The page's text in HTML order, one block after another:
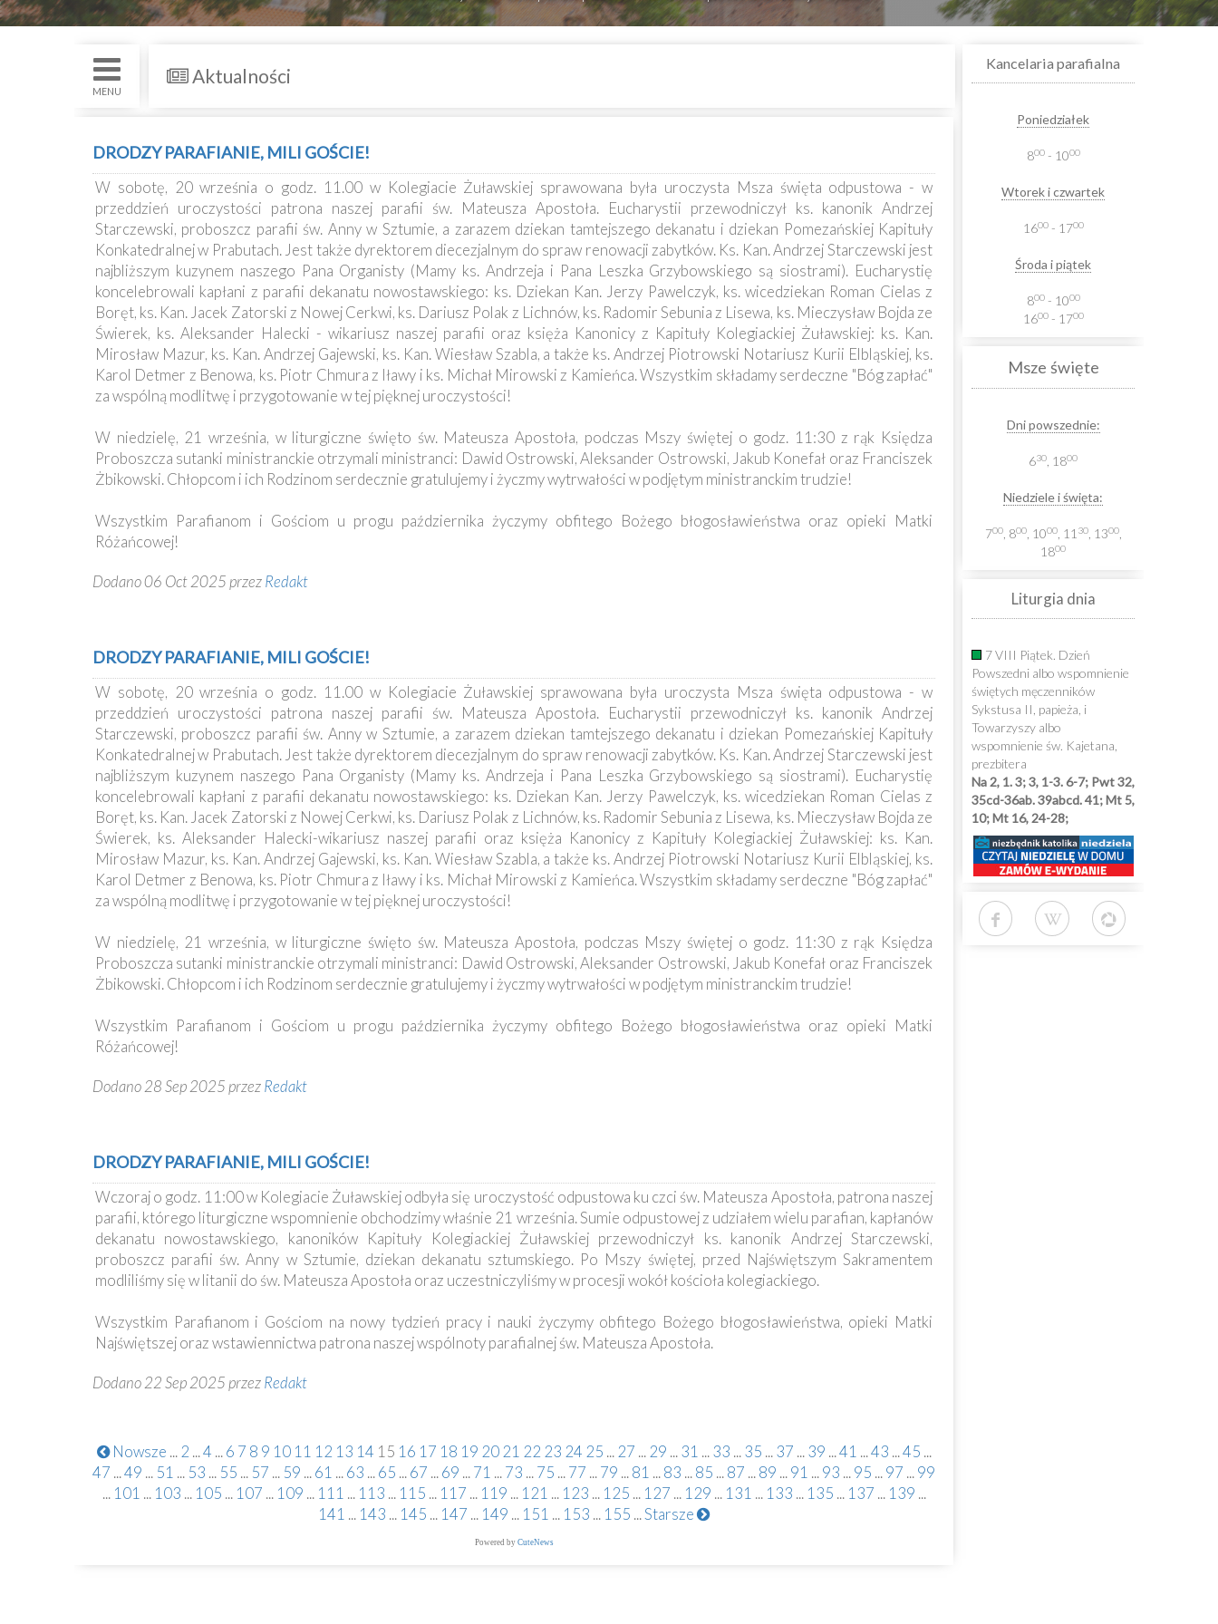
św.
i
Duszpasterze
Małoletnich
MENU
Aktualności
DRODZY PARAFIANIE, MILI GOŚCIE!
W sobotę, 20 września o godz. 11.00 w Kolegiacie Żuławskiej sprawowana była uroczysta Msza święta odpustowa - w
przeddzień uroczystości patrona naszej parafii św. Mateusza Apostoła. Eucharystii przewodniczył ks. kanonik Andrzej
Starczewski, proboszcz parafii św. Anny w Sztumie, a zarazem dziekan tamtejszego dekanatu i dziekan Pomezańskiej Kapituły
Konkatedralnej w Prabutach. Jest także dyrektorem diecezjalnym do spraw renowacji zabytków. Ks. Kan. Andrzej Starczewski jest
najbliższym kuzynem naszego Pana Organisty (Mamy ks. Andrzeja i Pana Leszka Grzybowskiego są siostrami). Eucharystię
koncelebrowali kapłani z parafii dekanatu nowostawskiego: ks. Dziekan Kan. Jerzy Pawelczyk, ks. wicedziekan Roman Cielas z
Boręt, ks. Kan. Jacek Zatorski z Nowej Cerkwi, ks. Dariusz Polak z Lichnów, ks. Radomir Sebunia z Lisewa, ks. Mieczysław Bojda ze
Świerek, ks. Aleksander Halecki - wikariusz naszej parafii oraz księża Kanonicy z Kapituły Kolegiackiej Żuławskiej: ks. Kan.
Mirosław Mazur, ks. Kan. Andrzej Gajewski, ks. Kan. Wiesław Szabla, a także ks. Andrzej Piotrowski Notariusz Kurii Elbląskiej, ks.
Karol Detmer z Benowa, ks. Piotr Chmura z Iławy i ks. Michał Mirowski z Kamieńca. Wszystkim składamy serdeczne "Bóg zapłać"
za wspólną modlitwę i przygotowanie w tej pięknej uroczystości!
W niedzielę, 21 września, w liturgiczne święto św. Mateusza Apostoła, podczas Mszy świętej o godz. 11:30 z rąk Księdza
Proboszcza sutanki ministranckie otrzymali ministranci: Dawid Ostrowski, Aleksander Ostrowski, Jakub Konefał oraz Franciszek
Żbikowski. Chłopcom i ich Rodzinom serdecznie gratulujemy i życzmy wytrwałości w podjętym ministranckim trudzie!
Wszystkim Parafianom i Gościom u progu października życzymy obfitego Bożego błogosławieństwa oraz opieki Matki
Różańcowej!
Dodano 06 Oct 2025 przezRedakt
DRODZY PARAFIANIE, MILI GOŚCIE!
W sobotę, 20 września o godz. 11.00 w Kolegiacie Żuławskiej sprawowana była uroczysta Msza święta odpustowa - w
przeddzień uroczystości patrona naszej parafii św. Mateusza Apostoła. Eucharystii przewodniczył ks. kanonik Andrzej
Starczewski, proboszcz parafii św. Anny w Sztumie, a zarazem dziekan tamtejszego dekanatu i dziekan Pomezańskiej Kapituły
Konkatedralnej w Prabutach. Jest także dyrektorem diecezjalnym do spraw renowacji zabytków. Ks. Kan. Andrzej Starczewski jest
najbliższym kuzynem naszego Pana Organisty (Mamy ks. Andrzeja i Pana Leszka Grzybowskiego są siostrami). Eucharystię
koncelebrowali kapłani z parafii dekanatu nowostawskiego: ks. Dziekan Kan. Jerzy Pawelczyk, ks. wicedziekan Roman Cielas z
Boręt, ks. Kan. Jacek Zatorski z Nowej Cerkwi, ks. Dariusz Polak z Lichnów, ks. Radomir Sebunia z Lisewa, ks. Mieczysław Bojda ze
Świerek, ks. Aleksander Halecki-wikariusz naszej parafii oraz księża Kanonicy z Kapituły Kolegiackiej Żuławskiej: ks. Kan.
Mirosław Mazur, ks. Kan. Andrzej Gajewski, ks. Kan. Wiesław Szabla, a także ks. Andrzej Piotrowski Notariusz Kurii Elbląskiej, ks.
Karol Detmer z Benowa, ks. Piotr Chmura z Iławy i ks. Michał Mirowski z Kamieńca. Wszystkim składamy serdeczne "Bóg zapłać"
za wspólną modlitwę i przygotowanie w tej pięknej uroczystości!
W niedzielę, 21 września, w liturgiczne święto św. Mateusza Apostoła, podczas Mszy świętej o godz. 11:30 z rąk Księdza
Proboszcza sutanki ministranckie otrzymali ministranci: Dawid Ostrowski, Aleksander Ostrowski, Jakub Konefał oraz Franciszek
Żbikowski. Chłopcom i ich Rodzinom serdecznie gratulujemy i życzmy wytrwałości w podjętym ministranckim trudzie!
Wszystkim Parafianom i Gościom u progu października życzymy obfitego Bożego błogosławieństwa oraz opieki Matki
Różańcowej!
Dodano 28 Sep 2025 przezRedakt
DRODZY PARAFIANIE, MILI GOŚCIE!
Wczoraj o godz. 11:00 w Kolegiacie Żuławskiej odbyła się uroczystość odpustowa ku czci św. Mateusza Apostoła, patrona naszej
parafii, którego liturgiczne wspomnienie obchodzimy właśnie 21 września. Sumie odpustowej z udziałem wielu parafian, kapłanów
dekanatu nowostawskiego, kanoników Kapituły Kolegiackiej Żuławskiej przewodniczył ks. kanonik Andrzej Starczewski,
proboszcz parafii św. Anny w Sztumie, dziekan dekanatu sztumskiego. Po Mszy świętej, przed Najświętszym Sakramentem
modliliśmy się w litanii do św. Mateusza Apostoła oraz uczestniczyliśmy w procesji wokół kościoła kolegiackiego.
Wszystkim Parafianom i Gościom na nowy tydzień pracy i nauki życzymy obfitego Bożego błogosławieństwa, opieki Matki
Najświętszej oraz wstawiennictwa patrona naszej wspólnoty parafialnej św. Mateusza Apostoła.
Dodano 22 Sep 2025 przezRedakt
Nowsze ... 2 ...4 ... 6 7 8 9 10 11 12 13 14 15 16 17 18 19 20 21 22 23 24 25 ... 27 ... 29 ... 31 ... 33 ... 35 ... 37 ... 39 ...41 ...43 ...45 ...
47 ...49 ... 51 ... 53 ... 55 ... 57 ... 59 ...61 ...63 ...65 ...67 ...69 ...71 ...73 ...75 ...77 ...79 ...81 ...83 ...85 ...87 ...89 ...91 ...93 ...95 ...97 ...99
... 101 ... 103 ... 105 ... 107 ... 109 ... 111 ... 113 ... 115 ... 117 ... 119 ... 121 ... 123 ... 125 ... 127 ... 129 ... 131 ... 133 ... 135 ... 137 ... 139 ...
141 ... 143 ... 145 ... 147 ... 149 ... 151 ... 153 ... 155 ...Starsze
Powered by CuteNews
Kancelaria parafialna
Poniedziałek
800- 1000
Wtorek i czwartek
1600- 1700
Środa i piątek
800- 1000
1600- 1700
Msze święte
Dni powszednie:
630 , 1800
Niedziele i święta:
700, 800, 1000, 11 30, 1300,
1800
Liturgia dnia
7 VIII Piątek. Dzień
Powszedni albo wspomnienie
świętych męczenników
Sykstusa II, papieża, i
Towarzyszy albo
wspomnienie św. Kajetana,
prezbitera
Na 2, 1. 3; 3, 1-3. 6-7; Pwt 32,
35cd-36ab. 39abcd. 41; Mt 5,
10; Mt 16, 24-28;